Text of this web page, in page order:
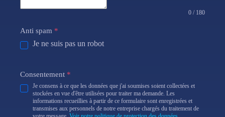
0 / 180
Anti spam *
Je ne suis pas un robot
Consentement *
Je consens à ce que les données que j'ai soumises soient collectées et
stockées en vue d'être utilisées pour traiter ma demande. Les
informations recueillies à partir de ce formulaire sont enregistrées et
transmises aux personnels de notre entreprise chargés du traitement de